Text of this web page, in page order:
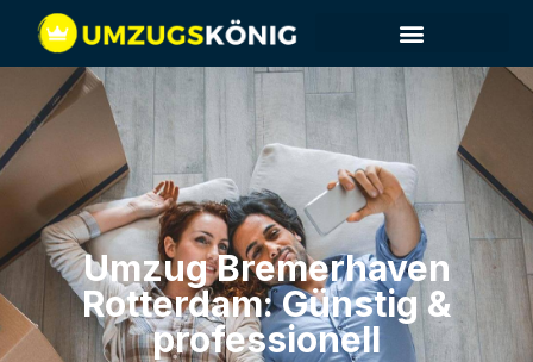
Umzug Bremerhaven​
Rotterdam: Günstig &
professionell​